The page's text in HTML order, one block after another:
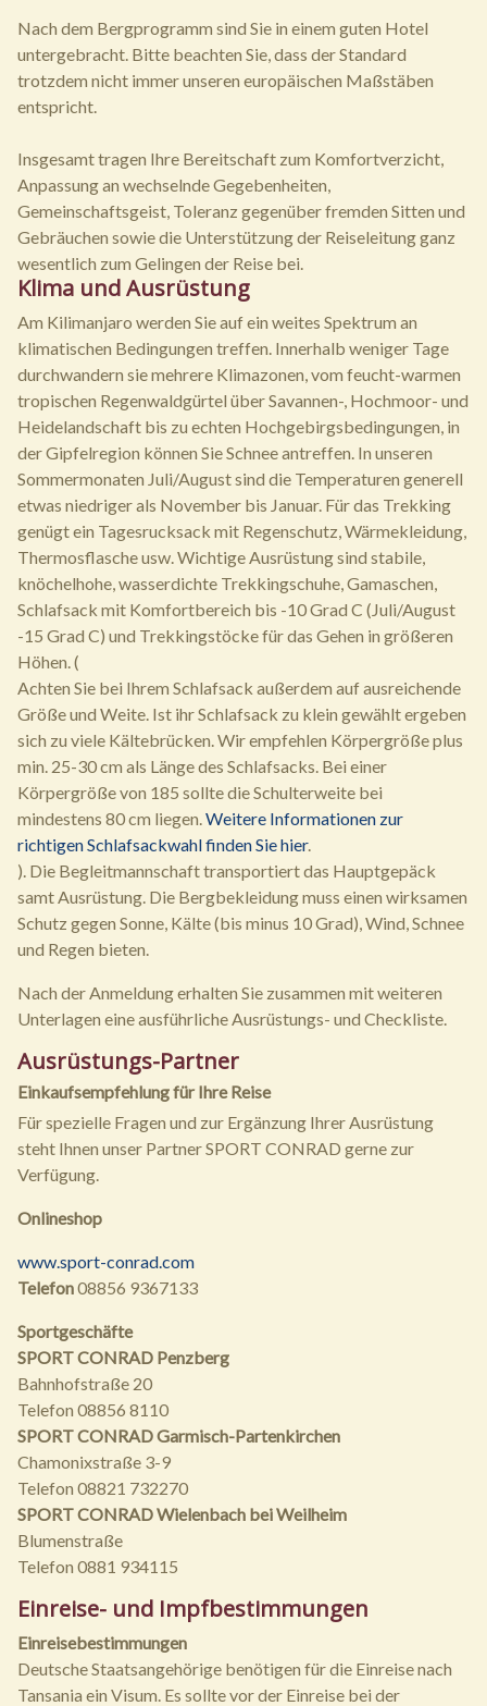
Nach dem Bergprogramm sind Sie in einem guten Hotel
untergebracht. Bitte beachten Sie, dass der Standard
trotzdem nicht immer unseren europäischen Maßstäben
entspricht.
Insgesamt tragen Ihre Bereitschaft zum Komfortverzicht,
Anpassung an wechselnde Gegebenheiten,
Gemeinschaftsgeist, Toleranz gegenüber fremden Sitten und
Gebräuchen sowie die Unterstützung der Reiseleitung ganz
wesentlich zum Gelingen der Reise bei.
Klima und Ausrüstung
Am Kilimanjaro werden Sie auf ein weites Spektrum an
klimatischen Bedingungen treffen. Innerhalb weniger Tage
durchwandern sie mehrere Klimazonen, vom feucht-warmen
tropischen Regenwaldgürtel über Savannen-, Hochmoor- und
Heidelandschaft bis zu echten Hochgebirgsbedingungen, in
der Gipfelregion können Sie Schnee antreffen. In unseren
Sommermonaten Juli/August sind die Temperaturen generell
etwas niedriger als November bis Januar. Für das Trekking
genügt ein Tagesrucksack mit Regenschutz, Wärmekleidung,
Thermosflasche usw. Wichtige Ausrüstung sind stabile,
knöchelhohe, wasserdichte Trekkingschuhe, Gamaschen,
Schlafsack mit Komfortbereich bis -10 Grad C (Juli/August
-15 Grad C) und Trekkingstöcke für das Gehen in größeren
Höhen. (
Achten Sie bei Ihrem Schlafsack außerdem auf ausreichende
Größe und Weite. Ist ihr Schlafsack zu klein gewählt ergeben
sich zu viele Kältebrücken. Wir empfehlen Körpergröße plus
min. 25-30 cm als Länge des Schlafsacks. Bei einer
Körpergröße von 185 sollte die Schulterweite bei
mindestens 80 cm liegen.Weitere Informationen zur
richtigen Schlafsackwahl finden Sie hier.
). Die Begleitmannschaft transportiert das Hauptgepäck
samt Ausrüstung. Die Bergbekleidung muss einen wirksamen
Schutz gegen Sonne, Kälte (bis minus 10 Grad), Wind, Schnee
und Regen bieten.
Nach der Anmeldung erhalten Sie zusammen mit weiteren
Unterlagen eine ausführliche Ausrüstungs- und Checkliste.
Ausrüstungs-Partner
Einkaufsempfehlung für Ihre Reise
Für spezielle Fragen und zur Ergänzung Ihrer Ausrüstung
steht Ihnen unser Partner SPORT CONRAD gerne zur
Verfügung.
Onlineshop
www.sport-conrad.com
Telefon08856 9367133
Sportgeschäfte
SPORT CONRAD Penzberg
Bahnhofstraße 20
Telefon 08856 8110
SPORT CONRAD Garmisch-Partenkirchen
Chamonixstraße 3-9
Telefon 08821 732270
SPORT CONRAD Wielenbach bei Weilheim
Blumenstraße
Telefon 0881 934115
Einreise- und Impfbestimmungen
Einreisebestimmungen
Deutsche Staatsangehörige benötigen für die Einreise nach
Tansania ein Visum. Es sollte vor der Einreise bei der